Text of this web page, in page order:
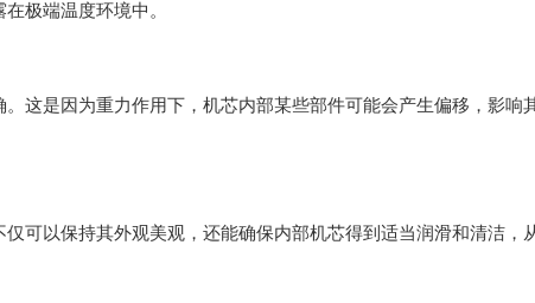
极端温度环境中。
是因为重力作用下，机芯内部某些部件可能会产生偏移，影响
以保持其外观美观，还能确保内部机芯得到适当润滑和清洁，